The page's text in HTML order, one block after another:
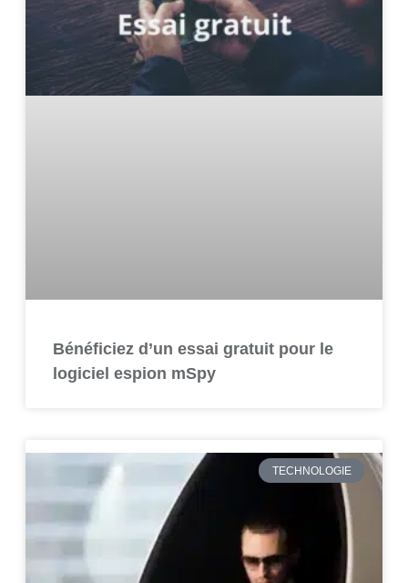
Bénéficiez d’un essai gratuit pour le
logiciel espion mSpy
TECHNOLOGIE